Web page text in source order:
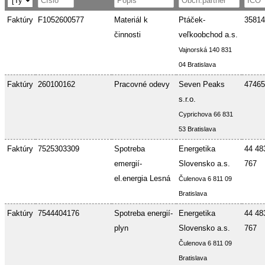
Faktúry F1052600577
Materiál k
činnosti
Ptáček-
veľkoobchod a.s.
Vajnorská 140 831
04 Bratislava
Faktúry 260100162 Pracovné odevy
Seven Peaks
s.r.o.
Cyprichova 66 831
53 Bratislava
Faktúry 7525303309
Spotreba
emergií-
el.energia Lesná
Energetika
Slovensko a.s.
Čulenova 6 811 09
Bratislava
44
767
Faktúry 7544404176
Spotreba energií-
plyn
Energetika
Slovensko a.s.
Čulenova 6 811 09
Bratislava
44
767